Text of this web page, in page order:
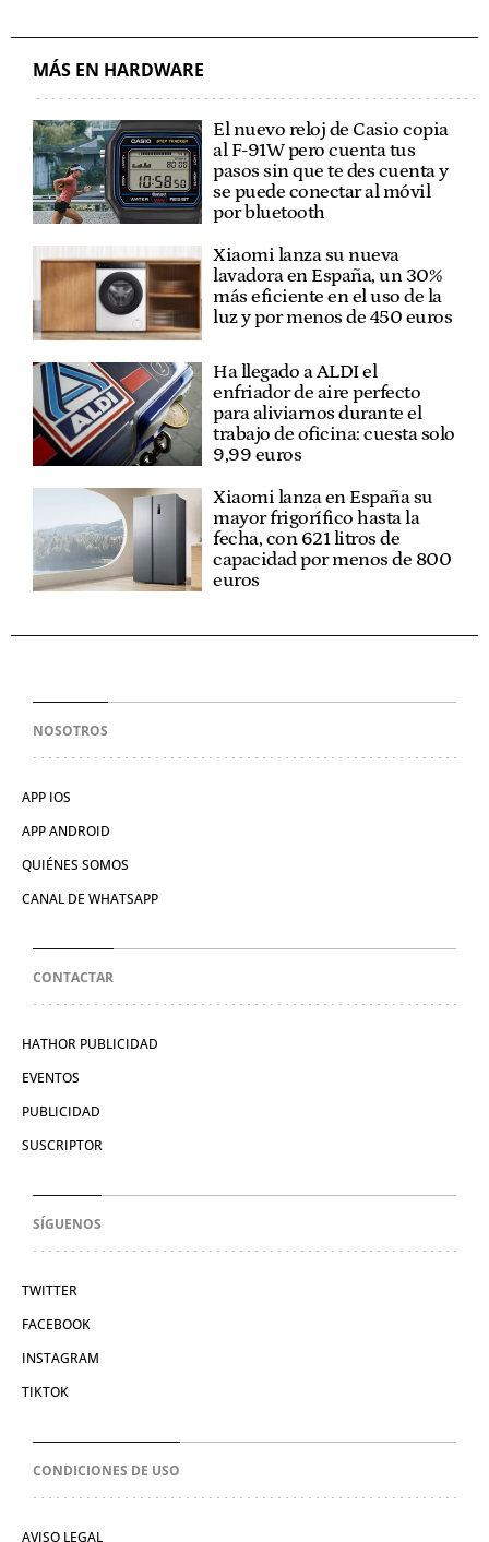
MÁS EN HARDWARE
El nuevo reloj de Casio copia
al F-91W pero cuenta tus
pasos sin que te des cuenta y
se puede conectar al móvil
por bluetooth
Xiaomi lanza su nueva
lavadora en España, un 30%
más eficiente en el uso de la
luz y por menos de 450 euros
Ha llegado a ALDI el
enfriador de aire perfecto
para aliviarnos durante el
trabajo de oficina: cuesta solo
9,99 euros
Xiaomi lanza en España su
mayor frigorífico hasta la
fecha, con 621 litros de
capacidad por menos de 800
euros
NOSOTROS
APP IOS
APP ANDROID
QUIÉNES SOMOS
CANAL DE WHATSAPP
CONTACTAR
HATHOR PUBLICIDAD
EVENTOS
PUBLICIDAD
SUSCRIPTOR
SÍGUENOS
TWITTER
FACEBOOK
INSTAGRAM
TIKTOK
CONDICIONES DE USO
AVISO LEGAL